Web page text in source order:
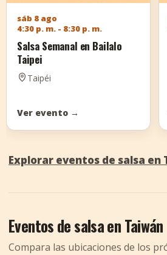
sáb 8 ago
4:30 p. m. - 8:30 p. m.
Salsa Semanal en Bailalo
Taipei
Taipéi
Ver evento →
Explorar eventos de salsa en
Eventos de salsa en Taiwán
Compara las ubicaciones de los